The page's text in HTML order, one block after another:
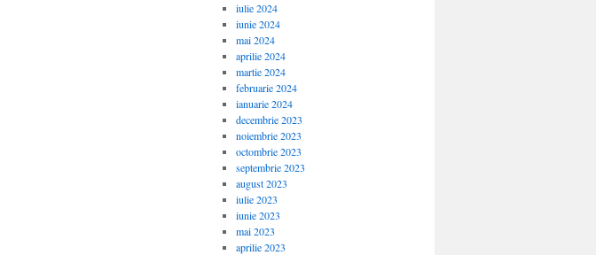
iulie 2024
iunie 2024
mai 2024
aprilie 2024
martie 2024
februarie 2024
ianuarie 2024
decembrie 2023
noiembrie 2023
octombrie 2023
septembrie 2023
august 2023
iulie 2023
iunie 2023
mai 2023
aprilie 2023